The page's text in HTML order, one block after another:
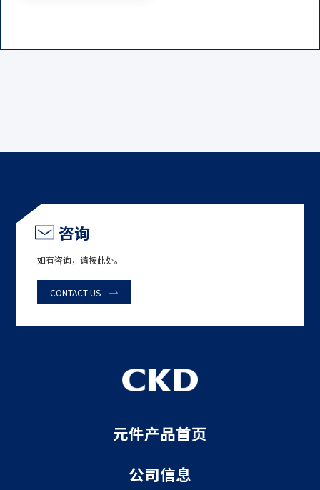
咨询
如有咨询，请按此处。
CONTACT US
元件产品首页
公司信息